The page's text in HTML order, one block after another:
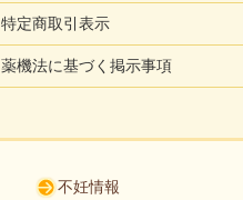
特定商取引表示
薬機法に基づく掲示事項
不妊情報